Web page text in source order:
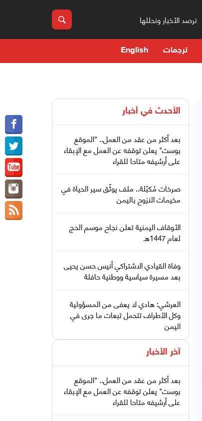
نرصد الأخبار ونحللها
ترجمات English
الأحدث في أخبار
بعد أكثر من عقد من العمل.. "الموقع
بوست" يعلن توقفه عن العمل مع الإبقاء
على أرشيفه متاحا للقراء
صرخات مُكبّلة.. ملف يوثّق سير الحياة في
مخيمات النزوح باليمن
الأوقاف اليمنية تعلن نجاح موسم الحج
لعام 1447هـ
وفاة القيادي الاشتراكي أنيس حسن يحيى
بعد مسيرة سياسية ووطنية حافلة
العرشي: هادي لا يعفى من المسؤولية
وكل الأطراف تتحمل تبعات ما جرى في
اليمن
آخر الأخبار
بعد أكثر من عقد من العمل.. "الموقع
بوست" يعلن توقفه عن العمل مع الإبقاء
على أرشيفه متاحا للقراء